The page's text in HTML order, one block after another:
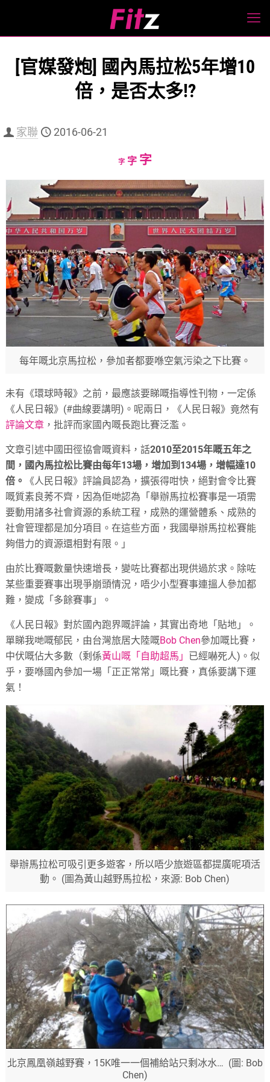
[官媒發炮] 國內馬拉松5年增10
倍，是否太多!?
家聯 2016-06-21
字Decrease
size.
字Reset
size.
字Increase
size.
每年嘅北京馬拉松，參加者都要喺空氣污染之下比賽。
未有《環球時報》之前，最應該要睇嘅指導性刊物，一定係
《人民日報》(#曲線要講明)。呢兩日，《人民日報》竟然有
評論文章 ，批評而家國內嘅長跑比賽泛濫。
文章引述中國田徑協會嘅資料，話2010至2015年嘅五年之
間，國內馬拉松比賽由每年13場，增加到134場，增幅達10
倍。
《人民日報》評論員認為，擴張得咁快，絕對會令比賽
嘅質素良莠不齊，因為佢哋認為「舉辦馬拉松賽事是一項需
要動用諸多社會資源的系統工程，成熟的運營體系、成熟的
社會管理都是加分項目。在這些方面，我國舉辦馬拉松賽能
夠借力的資源還相對有限。」
由於比賽嘅數量快速增長，變咗比賽都出現供過於求。除咗
某些重要賽事出現爭崩頭情況，唔少小型賽事連搵人參加都
難，變成「多餘賽事」。
《人民日報》對於國內跑界嘅評論，其實出奇地「貼地」。
單睇我哋嘅郁民，由台灣旅居大陸嘅Bob Chen參加嘅比賽，
中伏嘅佔大多數（剩係黃山嘅「自助超馬」 已經嚇死人)。似
乎，要喺國內參加一場「正正常常」嘅比賽，真係要講下運
氣！
舉辦馬拉松可吸引更多遊客，所以唔少旅遊區都提廣呢項活
動。 (圖為黃山越野馬拉松，來源: Bob Chen)
北京鳳凰嶺越野賽，15K唯一一個補給站只剩冰水… (圖: Bob
Chen)